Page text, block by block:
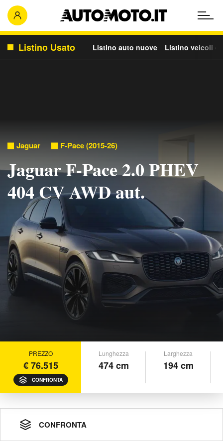
Listino Usato Listino auto nuove Listino veicoli
Jaguar F-Pace (2015-26)
Jaguar F-Pace 2.0 PHEV
404 CV AWD aut.
PREZZO
€ 76.515
CONFRONTA
Lunghezza
474 cm
Larghezza
194 cm
CONFRONTA